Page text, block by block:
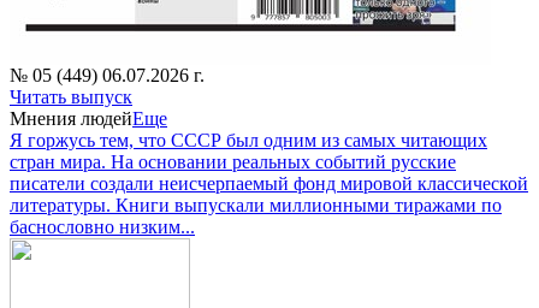
№ 05 (449) 06.07.2026 г.
Читать выпуск
Мнения людейЕще
Я горжусь тем, что СССР был одним из самых читающих
стран мира. На основании реальных событий русские
писатели создали неисчерпаемый фонд мировой классической
литературы. Книги выпускали миллионными тиражами по
баснословно низким...